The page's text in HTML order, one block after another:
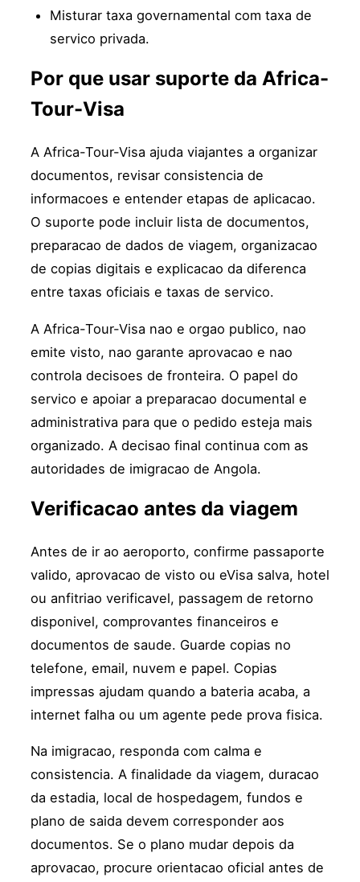
Misturar taxa governamental com taxa de
servico privada.
Por que usar suporte da Africa-
Tour-Visa
A Africa-Tour-Visa ajuda viajantes a organizar
documentos, revisar consistencia de
informacoes e entender etapas de aplicacao.
O suporte pode incluir lista de documentos,
preparacao de dados de viagem, organizacao
de copias digitais e explicacao da diferenca
entre taxas oficiais e taxas de servico.
A Africa-Tour-Visa nao e orgao publico, nao
emite visto, nao garante aprovacao e nao
controla decisoes de fronteira. O papel do
servico e apoiar a preparacao documental e
administrativa para que o pedido esteja mais
organizado. A decisao final continua com as
autoridades de imigracao de Angola.
Verificacao antes da viagem
Antes de ir ao aeroporto, confirme passaporte
valido, aprovacao de visto ou eVisa salva, hotel
ou anfitriao verificavel, passagem de retorno
disponivel, comprovantes financeiros e
documentos de saude. Guarde copias no
telefone, email, nuvem e papel. Copias
impressas ajudam quando a bateria acaba, a
internet falha ou um agente pede prova fisica.
Na imigracao, responda com calma e
consistencia. A finalidade da viagem, duracao
da estadia, local de hospedagem, fundos e
plano de saida devem corresponder aos
documentos. Se o plano mudar depois da
aprovacao, procure orientacao oficial antes de